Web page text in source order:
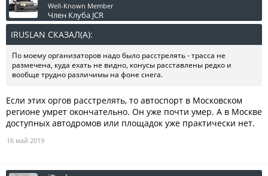
Well-Known Member
Член Клуба JCR
IRUSLAN СКАЗАЛ(А):
По моему организаторов надо было расстрелять - трасса не
размечена, куда ехать не видно, конусы расставлены редко и
вообще трудно различимы на фоне снега.
Если этих оргов расстрелять, то автоспорт в Московском
регионе умрет окончательно. Он уже почти умер. А в Москве
доступных автодромов или площадок уже практически нет.
16 май 2019